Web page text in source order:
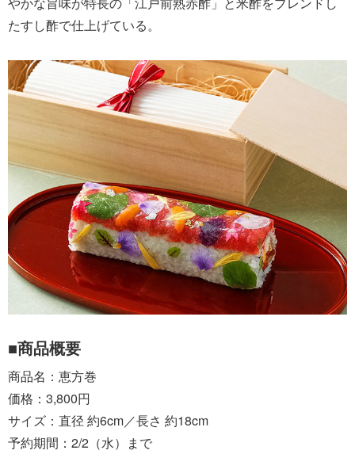
たすし酢で仕上げている。
■商品概要
商品名：恵方巻
価格：3,800円
サイズ：直径 約6cm／長さ 約18cm
予約期間：2/2（水）まで